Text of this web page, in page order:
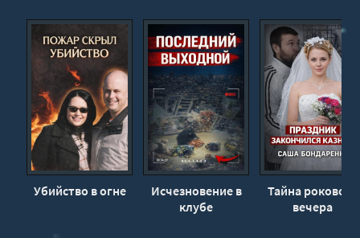
Убийство в огне
Исчезновение в
клубе
Тайна рокового
вечера